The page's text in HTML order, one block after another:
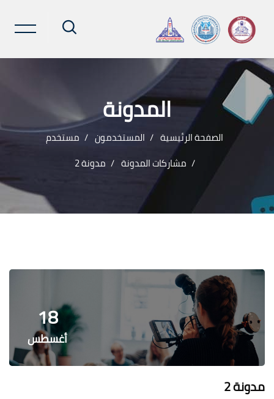
المدونة
الصفحة الرئيسية المستخدمون
مستخدم
مشاركات المدونة
مدونة 2
الكتل
18
أغسطس
مدونة 2